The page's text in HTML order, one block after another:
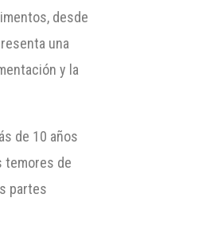
desde
una
y la
de 10 años
temores de
partes